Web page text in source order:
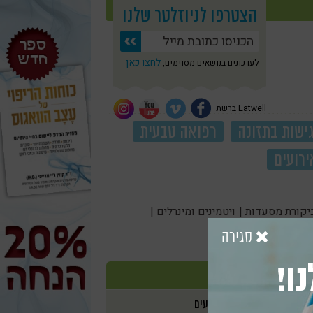
הצטרפו לניוזלטר שלנו
לעדכונים בנושאים מסוימים, לחצו כאן
Eatwell ברשת
גישות בתזונה
רפואה טבעית
מסעדות | ויטמינים ומינרלים |
אירועים
סגירה